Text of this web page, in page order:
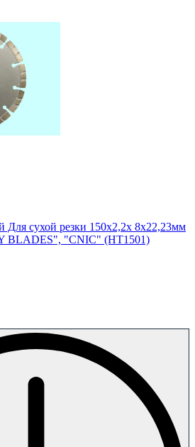
Для сухой резки 150х2,2х 8х22,23мм
BLADES", "CNIC" (НT1501)